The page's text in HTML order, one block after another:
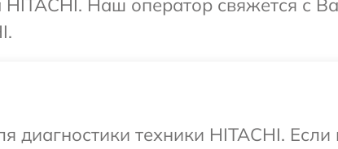
HITACHI. Наш оператор свяжется с
техники HITACHI. Если